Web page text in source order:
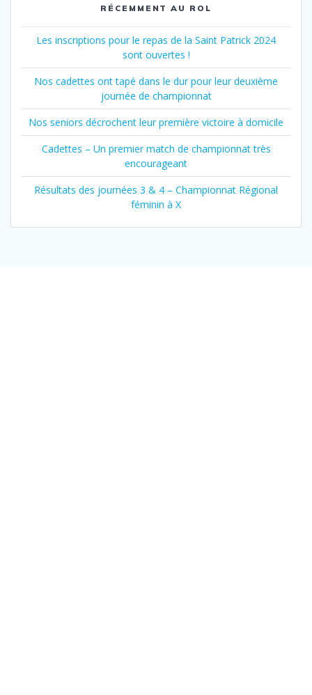
RÉCEMMENT AU ROL
Les inscriptions pour le repas de la Saint Patrick 2024
sont ouvertes !
Nos cadettes ont tapé dans le dur pour leur deuxième
journée de championnat
Nos seniors décrochent leur première victoire à domicile
Cadettes – Un premier match de championnat très
encourageant
Résultats des journées 3 & 4 – Championnat Régional
féminin à X